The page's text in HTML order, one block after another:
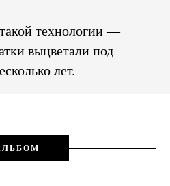
технологии —
выцветали под
лет.